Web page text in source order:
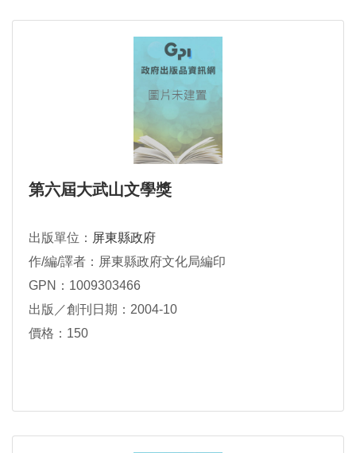
第六屆大武山文學獎
出版單位： 屏東縣政府
作/編/譯者：屏東縣政府文化局編印
GPN：1009303466
出版／創刊日期：2004-10
價格：150